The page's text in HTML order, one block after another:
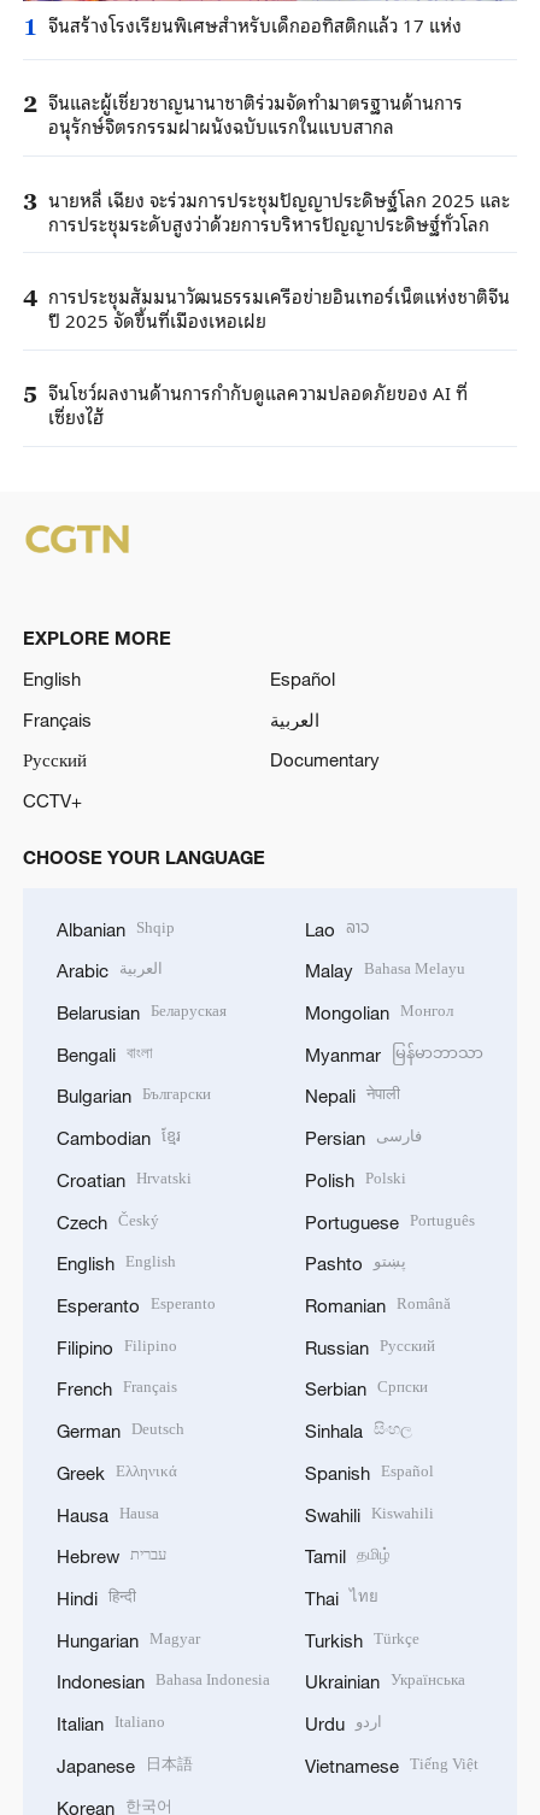
1 จีนสร้างโรงเรียนพิเศษสำหรับเด็กออทิสติกแล้ว 17 แห่ง
2 จีนและผู้เชี่ยวชาญนานาชาติร่วมจัดทำมาตรฐานด้านการ
อนุรักษ์จิตรกรรมฝาผนังฉบับแรกในแบบสากล
3 นายหลี่ เฉียง จะร่วมการประชุมปัญญาประดิษฐ์โลก 2025 และ
การประชุมระดับสูงว่าด้วยการบริหารปัญญาประดิษฐ์ทั่วโลก
4 การประชุมสัมมนาวัฒนธรรมเครือข่ายอินเทอร์เน็ตแห่งชาติจีน
ปี 2025 จัดขึ้นที่เมืองเหอเฝย
5 จีนโชว์ผลงานด้านการกำกับดูแลความปลอดภัยของ AI ที่
เซี่ยงไฮ้
EXPLORE MORE
English
Español
Français
العربية
Русский
Documentary
CCTV+
CHOOSE YOUR LANGUAGE
Albanian Shqip
Arabic العربية
Belarusian Беларуская
Bengali বাংলা
Bulgarian Български
Cambodian ខ្មែរ
Croatian Hrvatski
Czech Český
English English
Esperanto Esperanto
Filipino Filipino
French Français
German Deutsch
Greek Ελληνικά
Hausa Hausa
Hebrew עברית
Hindi हिन्दी
Hungarian Magyar
Indonesian Bahasa Indonesia
Italian Italiano
Japanese 日本語
Korean 한국어
Lao ລາວ
Malay Bahasa Melayu
Mongolian Монгол
Myanmar မြန်မာဘာသာ
Nepali नेपाली
Persian فارسی
Polish Polski
Portuguese Português
Pashto پښتو
Romanian Română
Russian Русский
Serbian Српски
Sinhala සිංහල
Spanish Español
Swahili Kiswahili
Tamil தமிழ்
Thai ไทย
Turkish Türkçe
Ukrainian Українська
Urdu اردو
Vietnamese Tiếng Việt